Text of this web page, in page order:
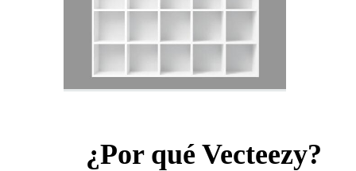
¿Por qué Vecteezy?